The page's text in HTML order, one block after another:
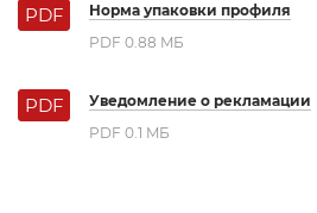
PDF
Норма упаковки профиля
PDF 0.88 MБ
PDF
Уведомление о рекламации
PDF 0.1 MБ